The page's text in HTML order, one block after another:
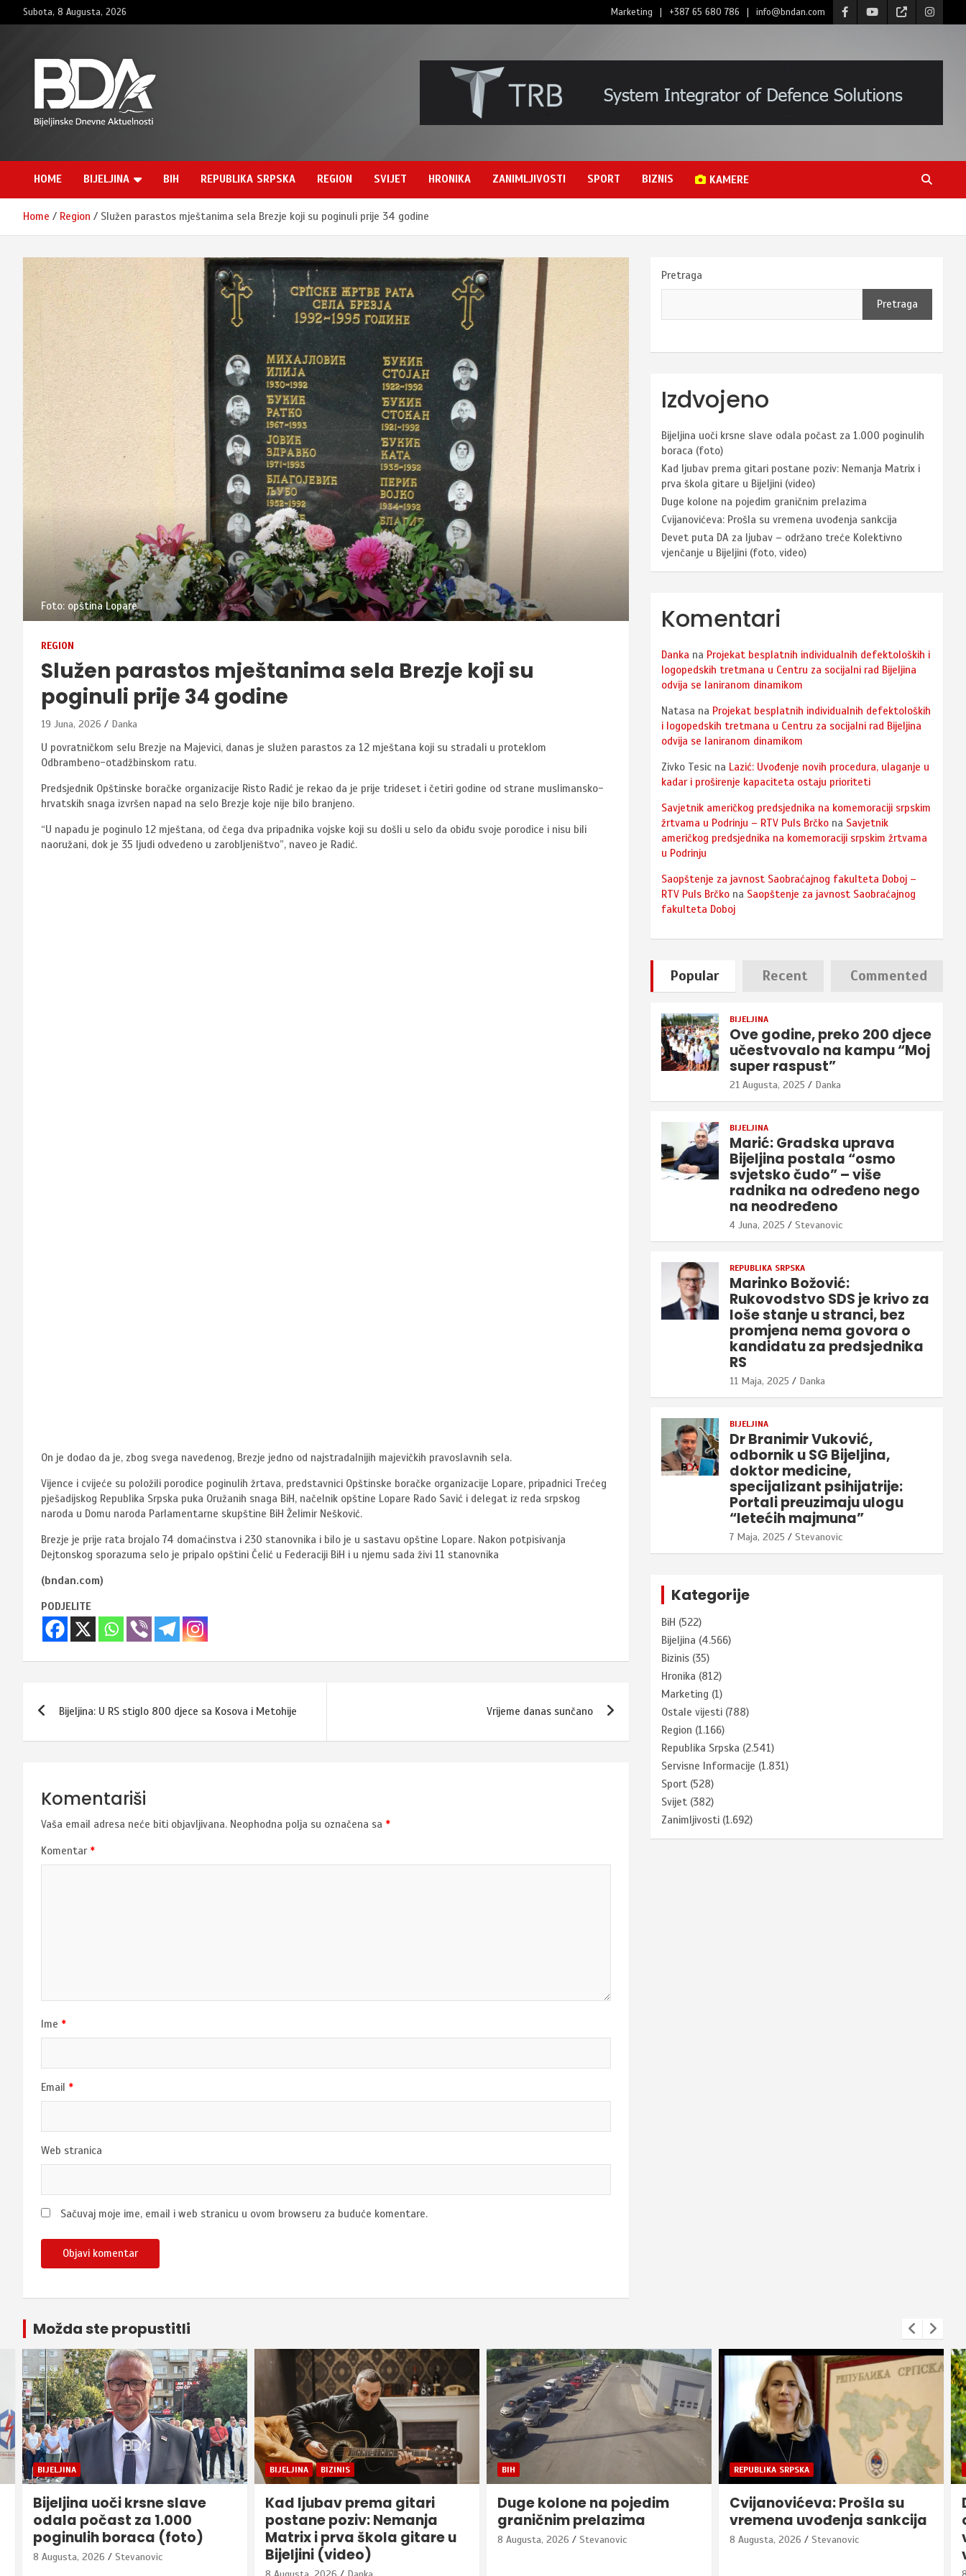
to
Subota, 8 Augusta, 2026 Marketing +387 65 680 786 info@bndan.com
BNDAN.com
HOME BIJELJINA BIH REPUBLIKA SRPSKA REGION SVIJET HRONIKA ZANIMLJIVOSTI SPORT BIZNIS KAMERE
Home Region Služen parastos mještanima sela Brezje koji su poginuli prije 34 godine
Foto: opština Lopare
REGION
Služen parastos mještanima sela Brezje koji su
poginuli prije 34 godine
19 Juna, 2026 Danka
U povratničkom selu Brezje na Majevici, danas je služen parastos za 12 mještana koji su stradali u proteklom
Odbrambeno-otadžbinskom ratu.
Predsjednik Opštinske boračke organizacije Risto Radić je rekao da je prije trideset i četiri godine od strane muslimansko-
hrvatskih snaga izvršen napad na selo Brezje koje nije bilo branjeno.
“U napadu je poginulo 12 mještana, od čega dva pripadnika vojske koji su došli u selo da obiđu svoje porodice i nisu bili
naoružani, dok je 35 ljudi odvedeno u zarobljeništvo”, naveo je Radić.
On je dodao da je, zbog svega navedenog, Brezje jedno od najstradalnijih majevičkih pravoslavnih sela.
Vijence i cvijeće su položili porodice poginulih žrtava, predstavnici Opštinske boračke organizacije Lopare, pripadnici Trećeg
pješadijskog Republika Srpska puka Oružanih snaga BiH, načelnik opštine Lopare Rado Savić i delegat iz reda srpskog
naroda u Domu naroda Parlamentarne skupštine BiH Želimir Nešković.
Brezje je prije rata brojalo 74 domaćinstva i 230 stanovnika i bilo je u sastavu opštine Lopare. Nakon potpisivanja
Dejtonskog sporazuma selo je pripalo opštini Čelić u Federaciji BiH i u njemu sada živi 11 stanovnika
(bndan.com)
PODJELITE
Navigacija
članaka
Bijeljina: U RS stiglo 800 djece sa Kosova i Metohije Vrijeme danas sunčano
Komentariši
Vaša email adresa neće biti objavljivana. Neophodna polja su označena sa *
Komentar *
Ime *
Email *
Web stranica
Sačuvaj moje ime, email i web stranicu u ovom browseru za buduće komentare.
Pretraga
Pretraga
Izdvojeno
Bijeljina uoči krsne slave odala počast za 1.000 poginulih
boraca (foto)
Kad ljubav prema gitari postane poziv: Nemanja Matrix i
prva škola gitare u Bijeljini (video)
Duge kolone na pojedim graničnim prelazima
Cvijanovićeva: Prošla su vremena uvođenja sankcija
Devet puta DA za ljubav – održano treće Kolektivno
vjenčanje u Bijeljini (foto, video)
Komentari
Danka na Projekat besplatnih individualnih defektoloških i
logopedskih tretmana u Centru za socijalni rad Bijeljina
odvija se laniranom dinamikom
Natasa na Projekat besplatnih individualnih defektoloških
i logopedskih tretmana u Centru za socijalni rad Bijeljina
odvija se laniranom dinamikom
Zivko Tesic na Lazić: Uvođenje novih procedura, ulaganje u
kadar i proširenje kapaciteta ostaju prioriteti
Savjetnik američkog predsjednika na komemoraciji srpskim
žrtvama u Podrinju – RTV Puls Brčko na Savjetnik
američkog predsjednika na komemoraciji srpskim žrtvama
u Podrinju
Saopštenje za javnost Saobraćajnog fakulteta Doboj –
RTV Puls Brčko na Saopštenje za javnost Saobraćajnog
fakulteta Doboj
Popular Recent Commented
BIJELJINA
Ove godine, preko 200 djece
učestvovalo na kampu “Moj
super raspust”
21 Augusta, 2025 Danka
BIJELJINA
Marić: Gradska uprava
Bijeljina postala “osmo
svjetsko čudo” – više
radnika na određeno nego
na neodređeno
4 Juna, 2025 Stevanovic
REPUBLIKA SRPSKA
Marinko Božović:
Rukovodstvo SDS je krivo za
loše stanje u stranci, bez
promjena nema govora o
kandidatu za predsjednika
RS
11 Maja, 2025 Danka
BIJELJINA
Dr Branimir Vuković,
odbornik u SG Bijeljina,
doktor medicine,
specijalizant psihijatrije:
Portali preuzimaju ulogu
“letećih majmuna”
7 Maja, 2025 Stevanovic
Kategorije
BiH (522)
Bijeljina (4.566)
Bizinis (35)
Hronika (812)
Marketing (1)
Ostale vijesti (788)
Region (1.166)
Republika Srpska (2.541)
Servisne Informacije (1.831)
Sport (528)
Svijet (382)
Zanimljivosti (1.692)
Možda ste propustitli
BIJELJINA BIZINIS
Kad ljubav prema gitari
postane poziv: Nemanja
Matrix i prva škola gitare u
Bijeljini (video)
BIH
Duge kolone na pojedim
graničnim prelazima
8 Augusta, 2026 Stevanovic
REPUBLIKA SRPSKA
Cvijanovićeva: Prošla su
vremena uvođenja sankcija
8 Augusta, 2026 Stevanovic
BIJELJINA
Devet puta DA za ljubav –
održano treće Kolektivno
vjenčanje u Bijeljini (foto,